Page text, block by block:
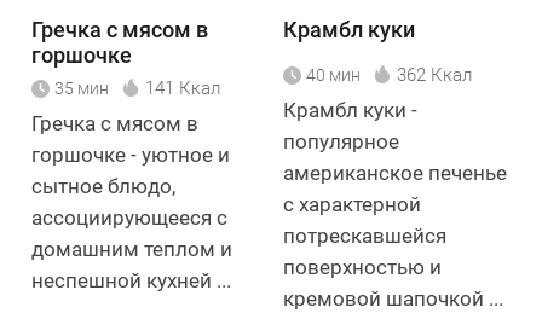
Гречка с мясом в
горшочке
35 мин 141 Ккал
Гречка с мясом в
горшочке - уютное и
сытное блюдо,
ассоциирующееся с
домашним теплом и
неспешной кухней ...
Крамбл куки
40 мин 362 Ккал
Крамбл куки -
популярное
американское печенье
с характерной
потрескавшейся
поверхностью и
кремовой шапочкой ...